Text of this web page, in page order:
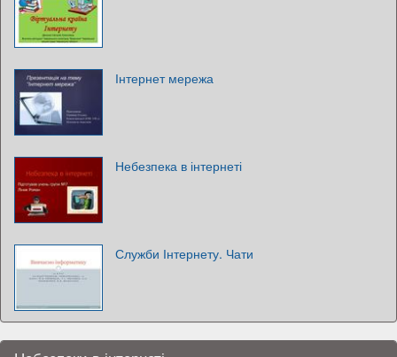
Інтернет мережа
Небезпека в інтернеті
Служби Інтернету. Чати